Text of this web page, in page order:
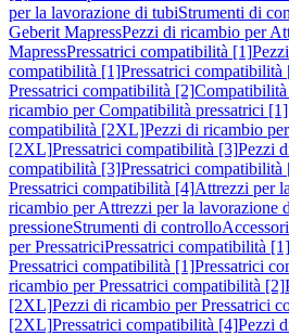
per la lavorazione di tubiStrumenti di
Geberit MapressPezzi di ricambio per
MapressPressatrici compatibilità [1]
compatibilità [1]Pressatrici compatibilità
Pressatrici compatibilità [2]
ricambio per Compatibilità pressatrici
compatibilità [2XL]Pezzi di ricambio
[2XL]Pressatrici compatibilità [3]Pezzi
compatibilità [3]Pressatrici compatibilità
Pressatrici compatibilità [4]Attrezzi per
ricambio per Attrezzi per la lavorazione
pressioneStrumenti di controlloAccessori
per PressatriciPressatrici compatibilità [1]
Pressatrici compatibilità [1]Pressatrici
ricambio per Pressatrici compatibilità [2]
[2XL]Pezzi di ricambio per Pressatrici
[2XL]Pressatrici compatibilità [4]Pezzi